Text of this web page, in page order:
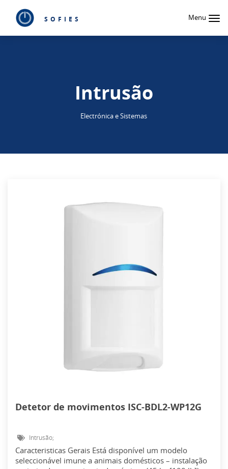
SOFIES Menu
Intrusão
Electrónica e Sistemas
Detetor de movimentos ISC-BDL2-WP12G
Intrusão;
Caracteristicas Gerais Está disponível um modelo
seleccionável imune a animais domésticos – instalação